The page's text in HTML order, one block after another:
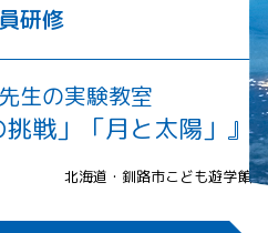
情報の発
信
宇宙を活用
した教育実
践例
体験的学
提供（国
研修
生の実験教室
戦」「月と太陽」』
北海道・釧路市こども遊学館